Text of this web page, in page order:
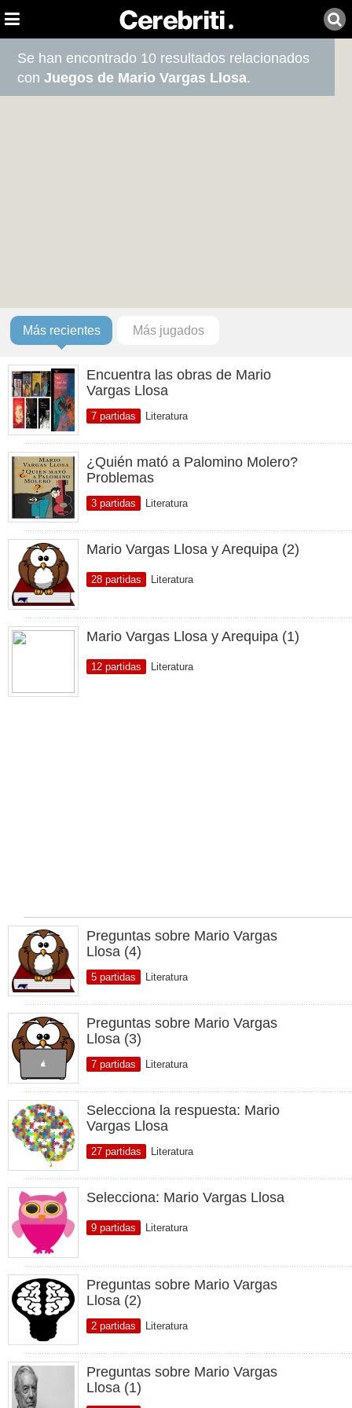
Se han encontrado 10 resultados relacionados
conJuegos de Mario Vargas Llosa.
Más recientes Más jugados
Encuentra las obras de Mario
Vargas Llosa
7 partidas Literatura
¿Quién mató a Palomino Molero?
Problemas
3 partidas Literatura
Mario Vargas Llosa y Arequipa (2)
28 partidas Literatura
Mario Vargas Llosa y Arequipa (1)
12 partidas Literatura
Preguntas sobre Mario Vargas
Llosa (4)
5 partidas Literatura
Preguntas sobre Mario Vargas
Llosa (3)
7 partidas Literatura
Selecciona la respuesta: Mario
Vargas Llosa
27 partidas Literatura
Selecciona: Mario Vargas Llosa
9 partidas Literatura
Preguntas sobre Mario Vargas
Llosa (2)
2 partidas Literatura
Preguntas sobre Mario Vargas
Llosa (1)